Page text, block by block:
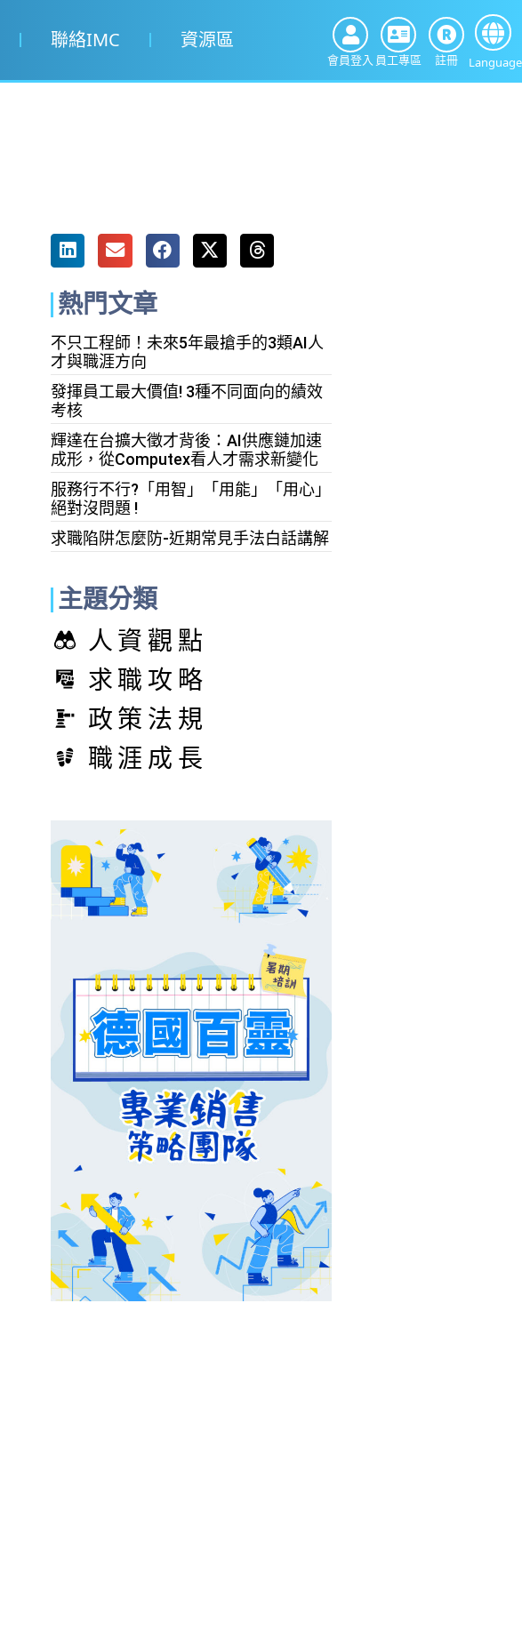
聯絡IMC 資源區
會員登入 員工專區 註冊 Language
熱門文章
不只工程師！未來5年最搶手的3類AI人
才與職涯方向
發揮員工最大價值! 3種不同面向的績效
考核
輝達在台擴大徵才背後：AI供應鏈加速
成形，從Computex看人才需求新變化
服務行不行?「用智」「用能」「用心」
絕對沒問題 !
求職陷阱怎麼防-近期常見手法白話講解
主題分類
人資觀點
求職攻略
政策法規
職涯成長